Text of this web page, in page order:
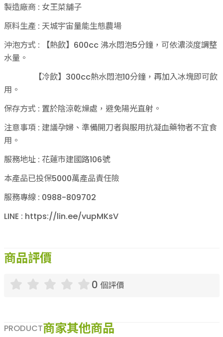
製造廠商 : 女王菜舖子
原料生產 : 天城宇宙量能生態農場
沖泡方式 : 【熱飲】600cc 沸水悶泡5分鐘，可依濃淡度調整
水量。
【冷飲】300cc熱水悶泡10分鐘，再加入冰塊即可飲
用。
保存方式 : 置於陰涼乾燥處，避免陽光直射。
注意事項 : 建議孕婦、準備開刀者與服用抗凝血藥物者不宜食
用。
服務地址 : 花蓮市建國路106號
本產品已投保5000萬產品責任險
服務專線 : 0988-809702
LINE : https://lin.ee/vupMKsV
商品評價
0 個評價
PRODUCT商家其他商品